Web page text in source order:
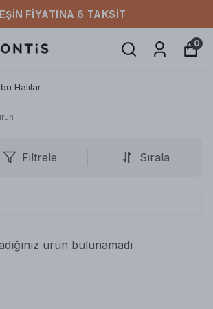
FIYATINA 6 TAKSIT
0
Halılar
Filtrele Sırala
ürün bulunamadı